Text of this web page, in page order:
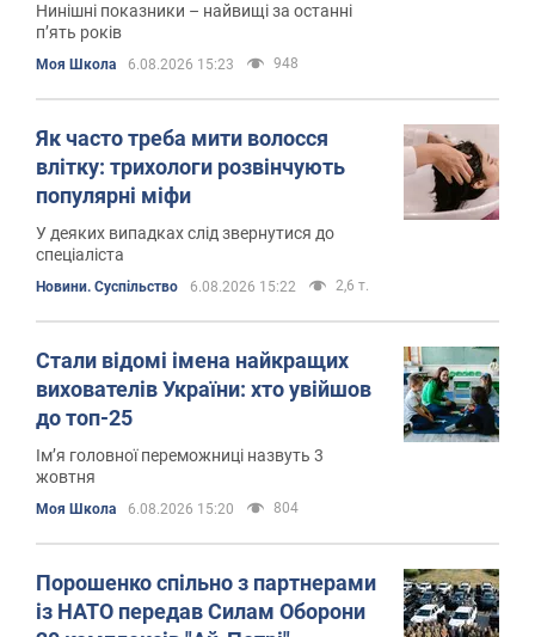
Нинішні показники – найвищі за останні
пʼять років
Моя Школа 6.08.2026 15:23 948
Як часто треба мити волосся
влітку: трихологи розвінчують
популярні міфи
У деяких випадках слід звернутися до
спеціаліста
Новини. Суспільство 6.08.2026 15:22 2,6 т.
Стали відомі імена найкращих
вихователів України: хто увійшов
до топ-25
Ім’я головної переможниці назвуть 3
жовтня
Моя Школа 6.08.2026 15:20 804
Порошенко спільно з партнерами
із НАТО передав Силам Оборони